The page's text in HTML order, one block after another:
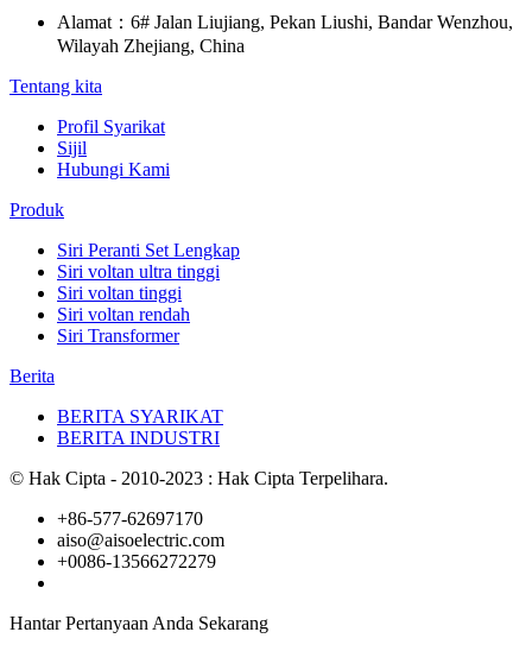
Alamat： 6# Jalan Liujiang, Pekan Liushi, Bandar Wenzhou,
Wilayah Zhejiang, China
Tentang kita
Profil Syarikat
Sijil
Hubungi Kami
Produk
Siri Peranti Set Lengkap
Siri voltan ultra tinggi
Siri voltan tinggi
Siri voltan rendah
Siri Transformer
Berita
BERITA SYARIKAT
BERITA INDUSTRI
© Hak Cipta - 2010-2023 : Hak Cipta Terpelihara.
+86-577-62697170
aiso@aisoelectric.com
+0086-13566272279
Hantar Pertanyaan Anda Sekarang